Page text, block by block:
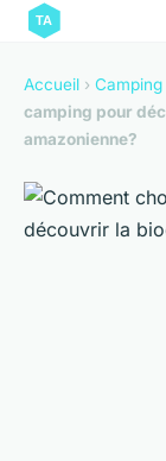
Accueil › Camping
camping pour
amazonienne?